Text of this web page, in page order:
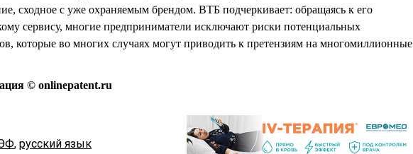
сходное с уже охраняемым брендом. ВТБ подчеркивает: обращаясь к его
сервису, многие предприниматели исключают риски потенциальных
которые во многих случаях могут приводить к претензиям на многомиллионные
© onlinepatent.ru
, русский язык